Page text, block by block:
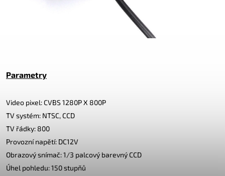
Parametry
Video pixel: CVBS 1280P X 800P
TV systém: NTSC, CCD
TV řádky: 800
Provozní napětí: DC12V
Obrazový snímač: 1/3 palcový barevný CCD
Úhel pohledu: 150 stupňů